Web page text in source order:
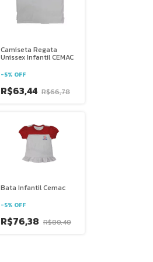
Camiseta Regata
Unissex Infantil CEMAC
-5% OFF
R$63,44 R$66,78
Bata Infantil Cemac
-5% OFF
R$76,38 R$80,40